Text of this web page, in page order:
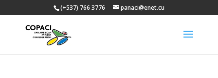
(+537) 766 3776 panaci@enet.cu